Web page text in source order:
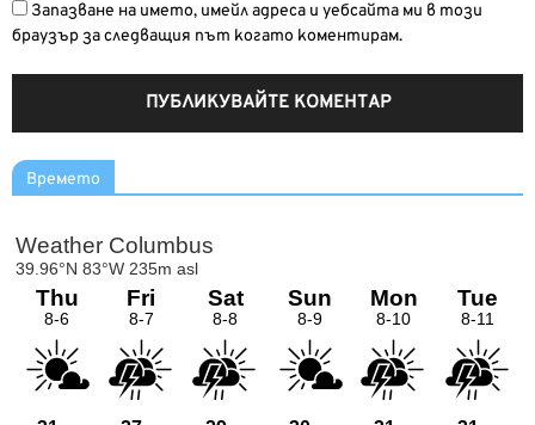
Запазване на името, имейл адреса и уебсайта ми в този
браузър за следващия път когато коментирам.
Времето